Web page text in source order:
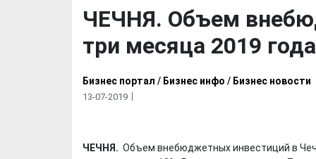
ЧЕЧНЯ. Объем
три месяца 2019
Бизнес портал / Бизнес инфо / Бизнес новости
13-07-2019
ЧЕЧНЯ. Объем внебюджетных инвестиций в